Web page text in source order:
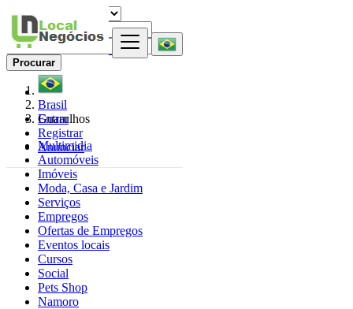
Entrar
Registrar
Anunciar
Procurar
Brasil
Guarulhos
Multimidia
Automóveis
Imóveis
Moda, Casa e Jardim
Serviços
Empregos
Ofertas de Empregos
Eventos locais
Cursos
Social
Pets Shop
Namoro